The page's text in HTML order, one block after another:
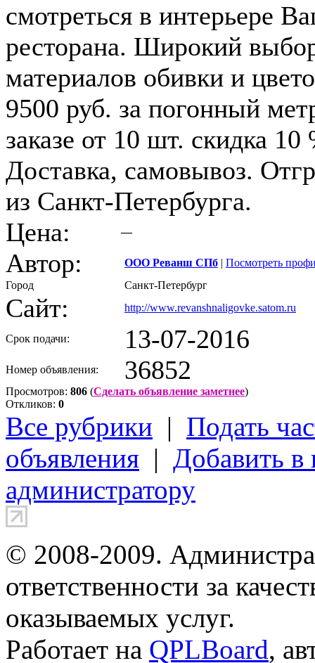
смотреться в интерьере
ресторана. Широкий
материалов обивки и
9500 руб. за погонный
заказе от 10 шт. скидка 10
Доставка, самовывоз.
из Санкт-Петербурга.
Цена:
—
Автор: ООО Реванш СПб | Посмотреть
Город
Санкт-Петербург
Сайт: http://www.revanshnaligovke.satom.ru
Срок подачи: 13-07-2016
Номер объявления: 36852
Просмотров: 806 (Сделать объявление заметнее)
Откликов: 0
Все рубрики | Подать
объявления | Добавить в
администратору
© 2008-2009.
ответственности за
оказываемых услуг.
Работает на QPLBoard,